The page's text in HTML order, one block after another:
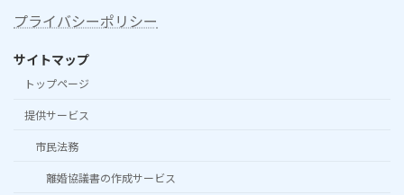
プライバシーポリシー
サイトマップ
トップページ
提供サービス
市民法務
離婚協議書の作成サービス